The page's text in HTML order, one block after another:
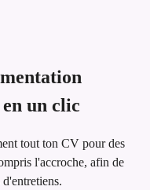
un clic
tout ton CV pour des
l'accroche, afin de